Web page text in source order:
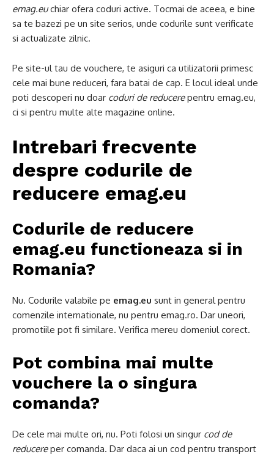
emag.euchiar ofera coduri active. Tocmai de aceea, e bine
sa te bazezi pe un site serios, unde codurile sunt verificate
si actualizate zilnic.
Pe site-ul tau de vouchere, te asiguri ca utilizatorii primesc
cele mai bune reduceri, fara batai de cap. E locul ideal unde
poti descoperi nu doar coduri de reducerepentru emag.eu,
ci si pentru multe alte magazine online.
Intrebari frecvente
despre codurile de
reducere emag.eu
Codurile de reducere
emag.eu functioneaza si in
Romania?
Nu. Codurile valabile pe emag.eu sunt in general pentru
comenzile internationale, nu pentru emag.ro. Dar uneori,
promotiile pot fi similare. Verifica mereu domeniul corect.
Pot combina mai multe
vouchere la o singura
comanda?
De cele mai multe ori, nu. Poti folosi un singur cod de
reducereper comanda. Dar daca ai un cod pentru transport